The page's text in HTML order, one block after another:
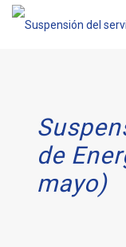
de
mayo)